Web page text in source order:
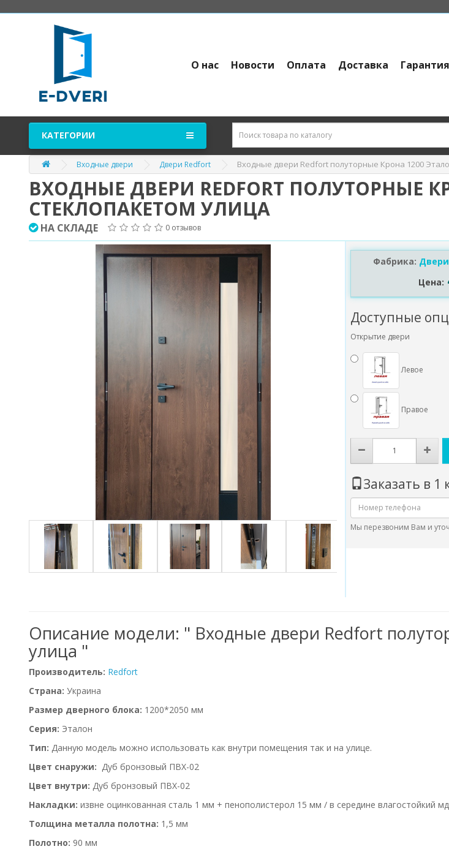
О нас Новости Оплата Доставка Гарантия
КАТЕГОРИИ
Входные двери Двери Redfort Входные двери Redfort полуторные Крона 1200
ВХОДНЫЕ ДВЕРИ REDFORT ПОЛУТОРНЫЕ
СТЕКЛОПАКЕТОМ УЛИЦА
НА СКЛАДЕ 0 отзывов
Фабрика:
Цена:
Доступные
Открытие двери
Левое
Правое
Заказать в 1
Мы перезвоним Вам и
Описание модели: " Входные двери Redfort
улица "
Производитель: Redfort
Страна: Украина
Размер дверного блока: 1200*2050 мм
Серия: Эталон
Тип: Данную модель можно использовать как внутри помещения так и на улице.
Цвет снаружи: Дуб бронзовый ПВХ-02
Цвет внутри: Дуб бронзовый ПВХ-02
Накладки: извне оцинкованная сталь 1 мм + пенополистерол 15 мм / в середине влагостойкий
Толщина металла полотна: 1,5 мм
Полотно: 90 мм